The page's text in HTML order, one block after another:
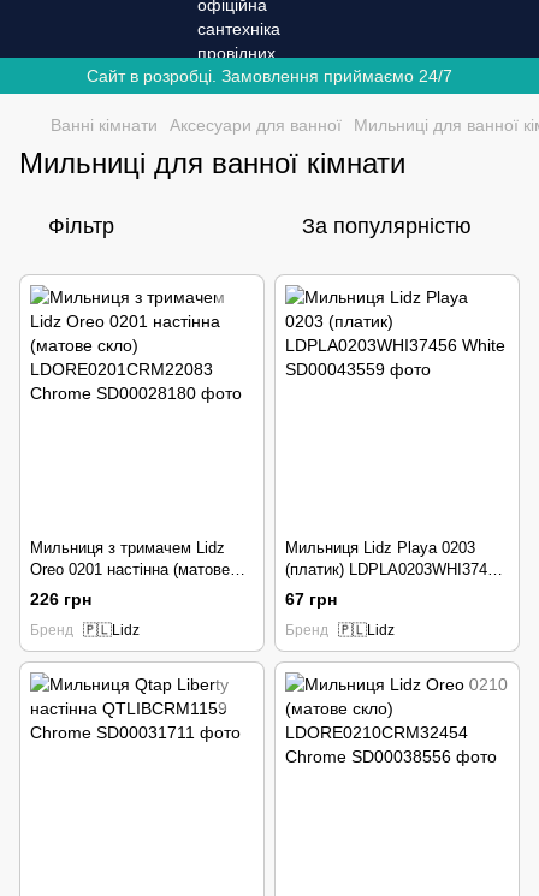
Сайт в розробці. Замовлення приймаємо 24/7
Ванні кімнати Аксесуари для ванної Мильниці для ванної
Мильниці для ванної кімнати
Фільтр За популярністю
Мильниця з тримачем Lidz
Oreo 0201 настінна (матове
скло) LDORE0201CRM22083
Chrome
226 грн
Бренд 🇵🇱Lidz
Мильниця Lidz Playa 0203
(платик) LDPLA0203WHI37456
White
67 грн
Бренд 🇵🇱Lidz